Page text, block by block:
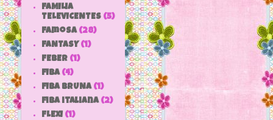
FAMILIA
TELEVICENTES (5)
Famosa (28)
FANTASY (1)
FEBER (1)
FIBA (4)
FIBA BRUNA (1)
fiba italiana (2)
FLEXI (1)